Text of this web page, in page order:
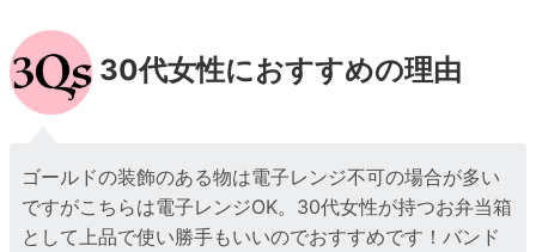
30代女性におすすめの理由
ゴールドの装飾のある物は電子レンジ不可の場合が多い
ですがこちらは電子レンジOK。30代女性が持つお弁当箱
として上品で使い勝手もいいのでおすすめです！バンド